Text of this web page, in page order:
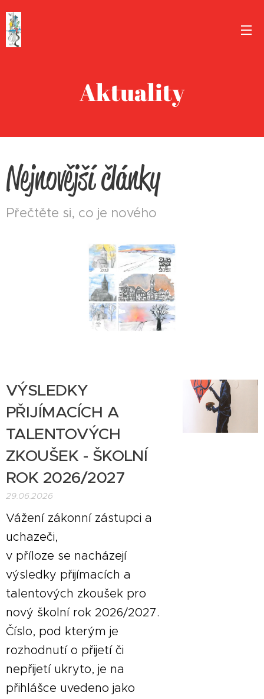
Aktuality
Nejnovější články
Přečtěte si, co je nového
VÝSLEDKY
PŘIJÍMACÍCH A
TALENTOVÝCH
ZKOUŠEK - ŠKOLNÍ
ROK 2026/2027
29.06.2026
Vážení zákonní zástupci a
uchazeči,
v příloze se nacházejí
výsledky přijímacích a
talentových zkoušek pro
nový školní rok 2026/2027.
Číslo, pod kterým je
rozhodnutí o přijetí či
nepřijetí ukryto, je na
přihlášce uvedeno jako